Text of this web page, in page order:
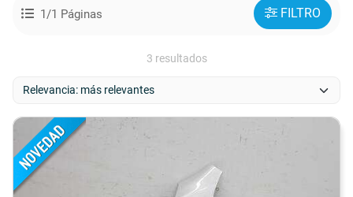
1/1 Páginas FILTRO
3 resultados